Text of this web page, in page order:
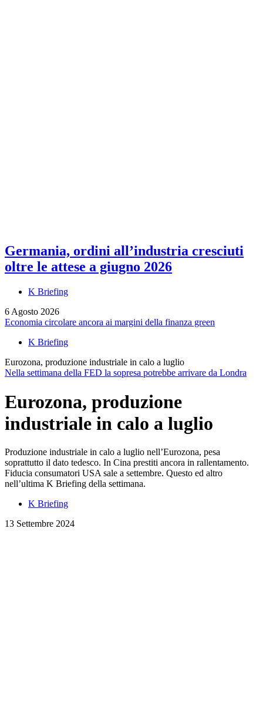
Germania, ordini all’industria cresciuti
oltre le attese a giugno 2026
K Briefing
6 Agosto 2026
Economia circolare ancora ai margini della finanza green
K Briefing
Eurozona, produzione industriale in calo a luglio
Nella settimana della FED la sopresa potrebbe arrivare da Londra
Eurozona, produzione
industriale in calo a luglio
Produzione industriale in calo a luglio nell’Eurozona, pesa
soprattutto il dato tedesco. In Cina prestiti ancora in rallentamento.
Fiducia consumatori USA sale a settembre. Questo ed altro
nell’ultima K Briefing della settimana.
K Briefing
13 Settembre 2024